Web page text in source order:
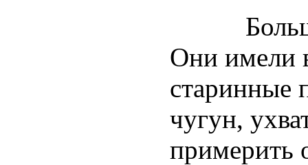
Большой
Они имели
старинные
чугун,
примерить